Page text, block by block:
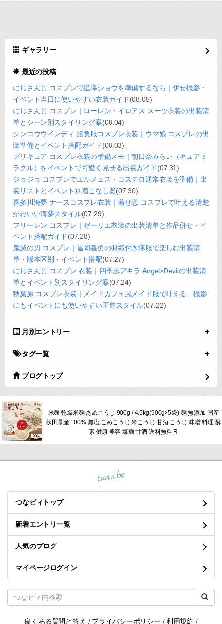
ギャラリー
最近の投稿
にじさんじ コスプレで星導ショウを準備するなら｜併せ撮影・
イベント当日に使いやすい衣装ガイド(08.05)
にじさんじ コスプレ｜ローレン・イロアス スーツ衣装の出装清
单とシーン別スタイリング案(08.04)
シンコウウインディ 勝負服コスプレ衣装｜ウマ娘 コスプレの出
装準備とイベント搭配ガイド(08.03)
プリキュア コスプレ衣装の準備メモ｜朝日奈みらい（キュアミ
ラクル）をイベントで可愛く見せる出装ガイド(07.31)
ジョジョ コスプレでエルメェス・コステロ通常衣装を準備｜出
装リストとイベント別着こなし案(07.30)
喜多川海夢 ナースコスプレ衣装｜着せ恋 コスプレで叶える清楚
かわいい海夢スタイル(07.29)
フリーレン コスプレ｜ゼーリエ衣装の出装清单と作品併せ・イ
ベント搭配ガイド(07.28)
鬼滅の刃 コスプレ｜冨岡義勇の羽織付き隊服で楽しむ出装清
单・版本区别・イベント搭配(07.27)
にじさんじ コスプレ 衣装｜四季凪アキラ Angel×Devilの出装清
单とイベント別スタイリング案(07.24)
秋葉原 コスプレ衣装｜メイドカフェ風メイド服で叶える、撮影
にもイベントにも使いやすい王道スタイル(07.22)
月別エントリー
タグ一覧
ブログトップ
米麹 乾燥米麹 あめこうじ 900g / 4.5kg(900g×5袋) 麹 無添加 国産
秋田県産 100% 無塩 こめこうじ 米こうじ 甘酒 こうじ 味噌 料理 酵
素 健康 美容 塩麹 甘酒 送料無料 R
tuna.be
つなビィトップ
新着エントリ一覧
人気のブログ
マイページログイン
良くある質問と答え / プライバシーポリシー / 利用規約 /